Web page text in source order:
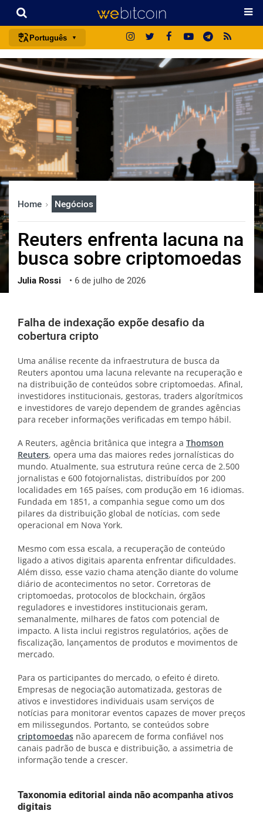
Português
português (BR)
english
español
français
italiano
deutsch
日本語
русский
العربية
ไทย
ქართული
vietnamese
Home Negócios
Reuters enfrenta lacuna na
busca sobre criptomoedas
Julia Rossi • 6 de julho de 2026
Falha de indexação expõe desafio da
cobertura cripto
Uma análise recente da infraestrutura de busca da
Reuters apontou uma lacuna relevante na recuperação e
na distribuição de conteúdos sobre criptomoedas. Afinal,
investidores institucionais, gestoras, traders algorítmicos
e investidores de varejo dependem de grandes agências
para receber informações verificadas em tempo hábil.
A Reuters, agência britânica que integra a Thomson
Reuters, opera uma das maiores redes jornalísticas do
mundo. Atualmente, sua estrutura reúne cerca de 2.500
jornalistas e 600 fotojornalistas, distribuídos por 200
localidades em 165 países, com produção em 16 idiomas.
Fundada em 1851, a companhia segue como um dos
pilares da distribuição global de notícias, com sede
operacional em Nova York.
Mesmo com essa escala, a recuperação de conteúdo
ligado a ativos digitais aparenta enfrentar dificuldades.
Além disso, esse vazio chama atenção diante do volume
diário de acontecimentos no setor. Corretoras de
criptomoedas, protocolos de blockchain, órgãos
reguladores e investidores institucionais geram,
semanalmente, milhares de fatos com potencial de
impacto. A lista inclui registros regulatórios, ações de
fiscalização, lançamentos de produtos e movimentos de
mercado.
Para os participantes do mercado, o efeito é direto.
Empresas de negociação automatizada, gestoras de
ativos e investidores individuais usam serviços de
notícias para monitorar eventos capazes de mover preços
em milissegundos. Portanto, se conteúdos sobre
criptomoedas não aparecem de forma confiável nos
canais padrão de busca e distribuição, a assimetria de
informação tende a crescer.
Taxonomia editorial ainda não acompanha ativos
digitais